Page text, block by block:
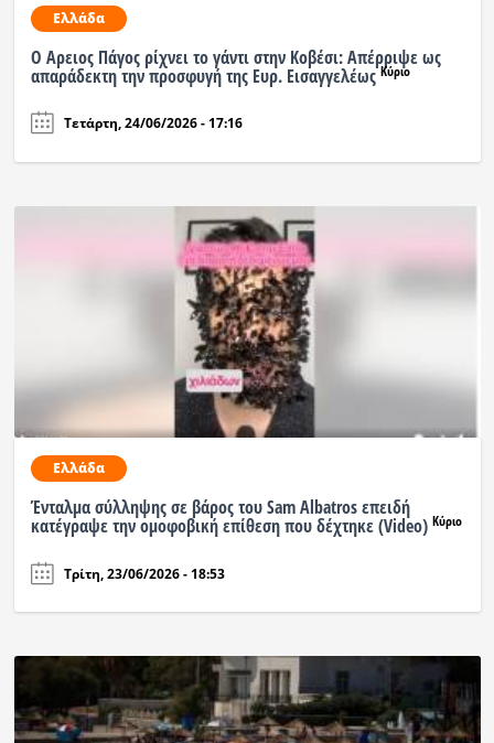
Ραδιόφωνο
Εκπομπές
Πολιτισμός
Ελλάδα
Ο Αρειος Πάγος ρίχνει το γάντι στην Κοβέσι: Απέρριψε ως
απαράδεκτη την προσφυγή της Ευρ. ΕισαγγελέωςΚύριο
Τετάρτη, 24/06/2026 - 17:16
Ελλάδα
Ένταλμα σύλληψης σε βάρος του Sam Albatros επειδή
κατέγραψε την ομοφοβική επίθεση που δέχτηκε (Video) Κύριο
Τρίτη, 23/06/2026 - 18:53